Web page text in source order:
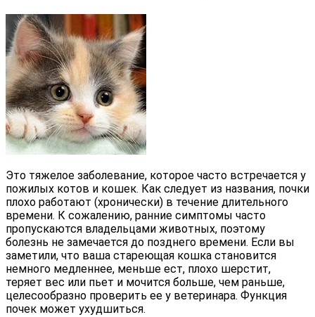
Это тяжелое заболевание, которое часто встречается у
пожилых котов и кошек. Как следует из названия, почки
плохо работают (хронически) в течение длительного
времени. К сожалению, ранние симптомы часто
пропускаются владельцами животных, поэтому
болезнь не замечается до позднего времени. Если вы
заметили, что ваша стареющая кошка становится
немного медленнее, меньше ест, плохо шерстит,
теряет вес или пьет и мочится больше, чем раньше,
целесообразно проверить ее у ветеринара. Функция
почек может ухудшиться.